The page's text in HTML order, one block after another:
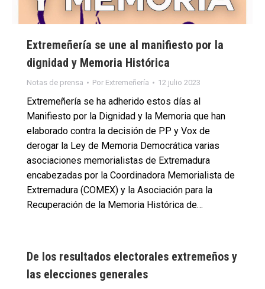
Extremeñería se une al manifiesto por la
dignidad y Memoria Histórica
Notas de prensa Por Extremeñería 12 julio 2023
Extremeñería se ha adherido estos días al
Manifiesto por la Dignidad y la Memoria que han
elaborado contra la decisión de PP y Vox de
derogar la Ley de Memoria Democrática varias
asociaciones memorialistas de Extremadura
encabezadas por la Coordinadora Memorialista de
Extremadura (COMEX) y la Asociación para la
Recuperación de la Memoria Histórica de…
De los resultados electorales extremeños y
las elecciones generales